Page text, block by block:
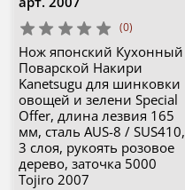
(0)
Нож японский Кухонный
Поварской Накири
Kanetsugu для шинковки
овощей и зелени Special
Offer, длина лезвия 165
мм, сталь AUS-8 / SUS410,
3 слоя, рукоять розовое
дерево, заточка 5000
Tojiro 2007